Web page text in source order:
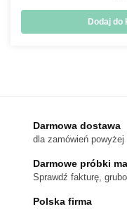
Dodaj do
Darmowa dostawa
dla zamówień powyżej
Darmowe próbki
Sprawdź fakturę,
Polska firma